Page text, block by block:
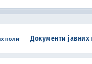
политикаДокументи јавних